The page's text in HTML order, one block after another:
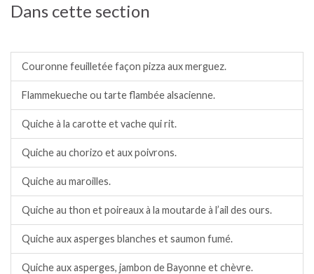
Dans cette section
Couronne feuilletée façon pizza aux merguez.
Flammekueche ou tarte flambée alsacienne.
Quiche à la carotte et vache qui rit.
Quiche au chorizo et aux poivrons.
Quiche au maroilles.
Quiche au thon et poireaux à la moutarde à l’ail des ours.
Quiche aux asperges blanches et saumon fumé.
Quiche aux asperges, jambon de Bayonne et chèvre.